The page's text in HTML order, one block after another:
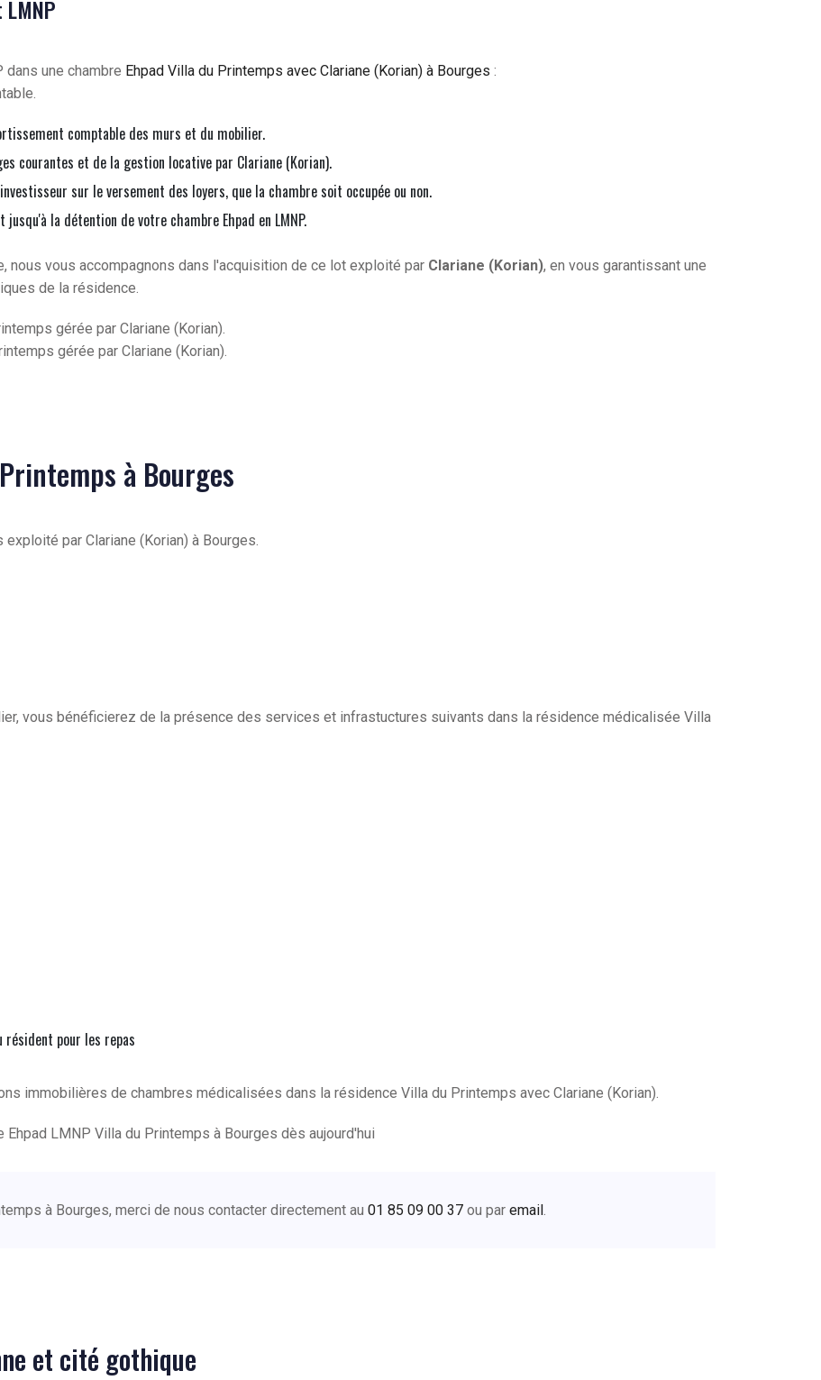
une chambre Ehpad Villa du Printemps avec Clariane (Korian) à Bourges :
comptable des murs et du mobilier.
courantes et de la gestion locative par Clariane (Korian).
sur le versement des loyers, que la chambre soit occupée ou non.
jusqu'à la détention de votre chambre Ehpad en LMNP.
nous vous accompagnons dans l'acquisition de ce lot exploité par Clariane (Korian), en vous garantissant une
de la résidence.
gérée par Clariane (Korian).
gérée par Clariane (Korian).
à Bourges
par Clariane (Korian) à Bourges.
vous bénéficierez de la présence des services et infrastuctures suivants dans la résidence médicalisée Villa
résident pour les repas
immobilières de chambres médicalisées dans la résidence Villa du Printemps avec Clariane (Korian).
LMNP Villa du Printemps à Bourges dès aujourd'hui
à Bourges, merci de nous contacter directement au 01 85 09 00 37 ou par email.
et cité gothique